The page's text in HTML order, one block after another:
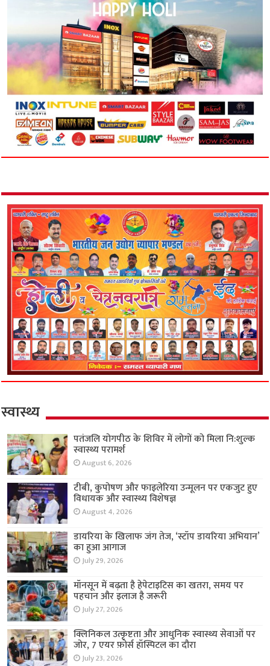
स्वास्थ्य
पतंजलि योगपीठ के शिविर में लोगों को मिला नि:शुल्क
स्वास्थ्य परामर्श
August 6, 2026
टीबी, कुपोषण और फाइलेरिया उन्मूलन पर एकजुट हुए
विधायक और स्वास्थ्य विशेषज्ञ
August 4, 2026
डायरिया के खिलाफ जंग तेज, ‘स्टॉप डायरिया अभियान’
का हुआ आगाज
July 29, 2026
मॉनसून में बढ़ता है हेपेटाइटिस का खतरा, समय पर
पहचान और इलाज है जरूरी
July 27, 2026
क्लिनिकल उत्कृष्टता और आधुनिक स्वास्थ्य सेवाओं पर
जोर, 7 एयर फ़ोर्स हॉस्पिटल का दौरा
July 23, 2026